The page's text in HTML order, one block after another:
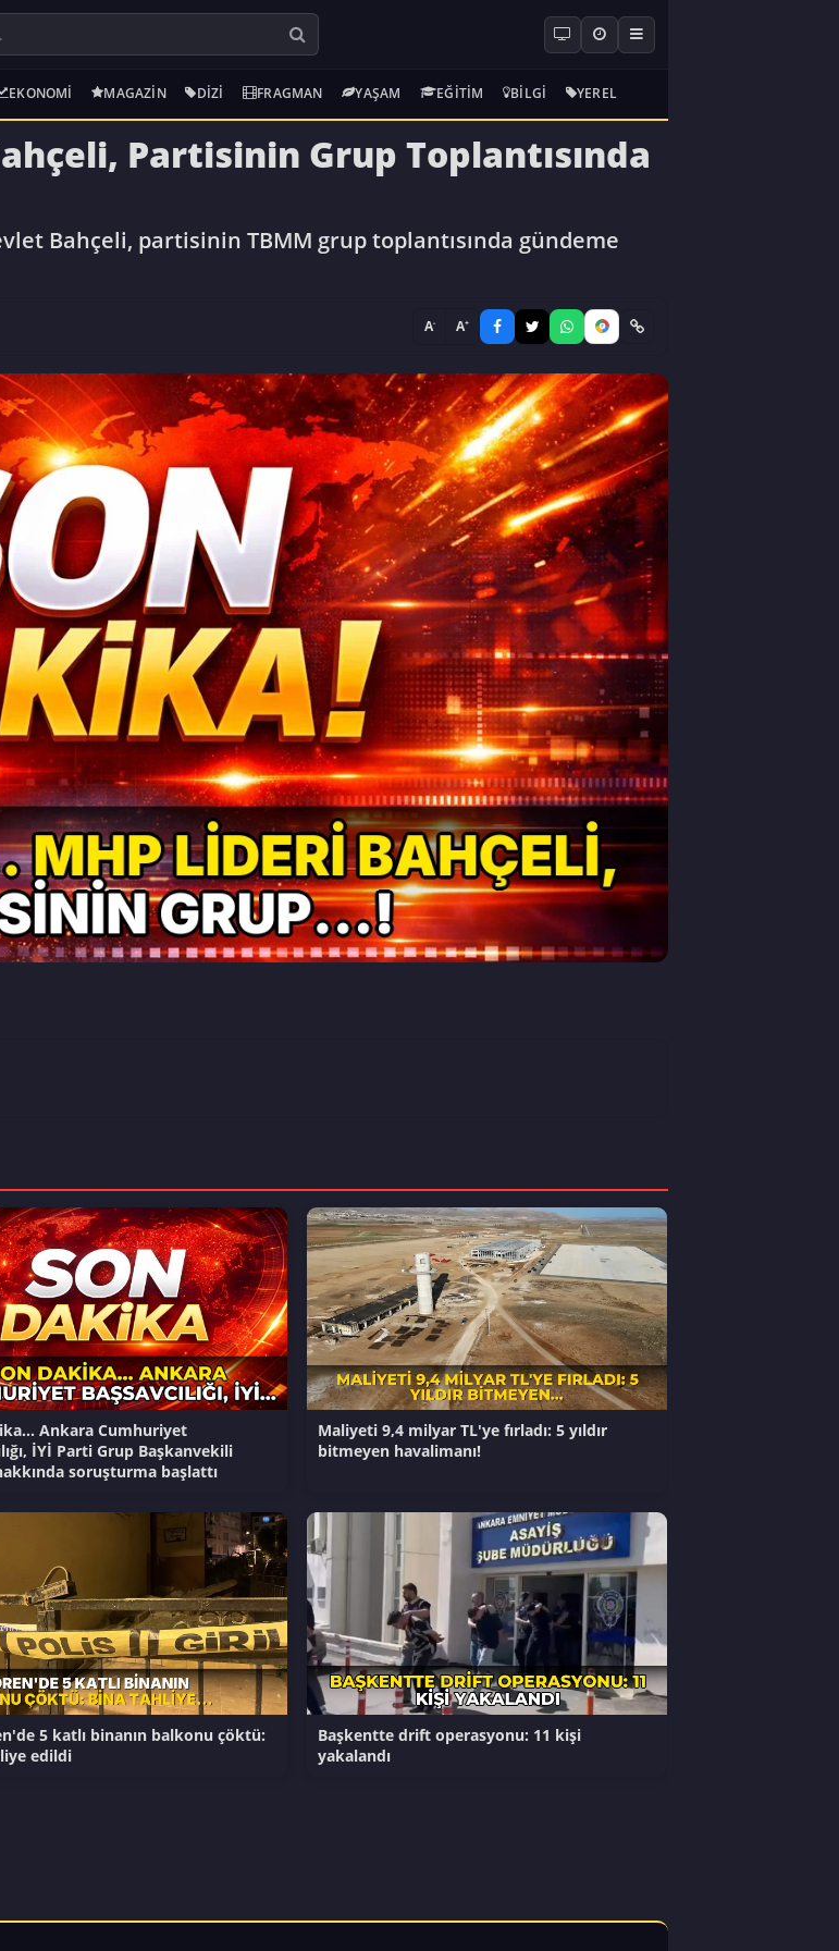
EKONOMI MAGAZIN DIZI FRAGMAN YAŞAM EĞITIM BILGI YEREL
Partisinin Grup Toplantısında
Bahçeli, partisinin TBMM grup toplantısında gündeme
A- A+
Ankara Cumhuriyet
İYİ Parti Grup Başkanvekili
soruşturma başlattı
Maliyeti 9,4 milyar TL'ye fırladı: 5 yıldır
bitmeyen havalimanı!
5 katlı binanın balkonu çöktü:
edildi
Başkentte drift operasyonu: 11 kişi
yakalandı